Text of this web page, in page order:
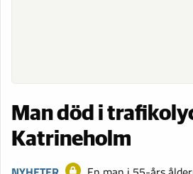
Man död i
Katrineholm